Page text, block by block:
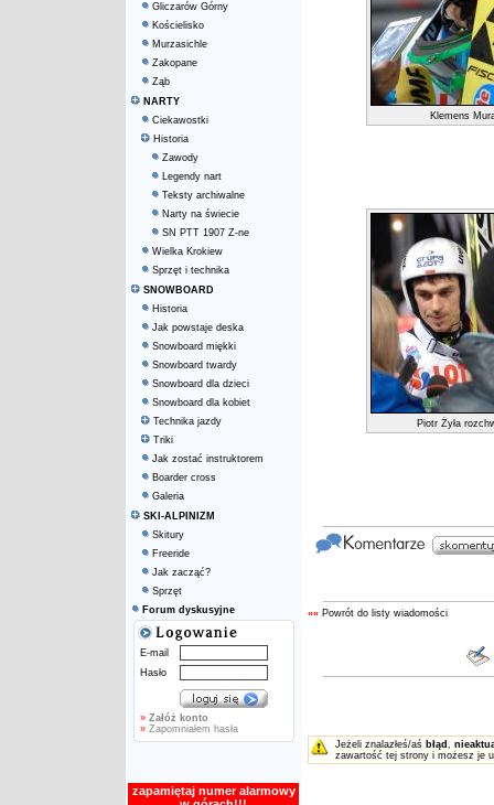
Gliczarów Górny
Kościelisko
Murzasichle
Zakopane
Ząb
NARTY
Ciekawostki
Historia
Zawody
Legendy nart
Teksty archiwalne
Narty na świecie
SN PTT 1907 Z-ne
Wielka Krokiew
Sprzęt i technika
SNOWBOARD
Historia
Jak powstaje deska
Snowboard miękki
Snowboard twardy
Snowboard dla dzieci
Snowboard dla kobiet
Technika jazdy
Triki
Jak zostać instruktorem
Boarder cross
Galeria
SKI-ALPINIZM
Skitury
Freeride
Jak zacząć?
Sprzęt
Forum dyskusyjne
E-mail
Hasło
» Załóż konto
»Zapomniałem hasła
zapamiętaj numer alarmowy
Klemens
Piotr Żyła
«« Powrót do listy wiadomości
Jeżeli znalazłeś/aś błąd ,
zawartość tej strony i możesz je